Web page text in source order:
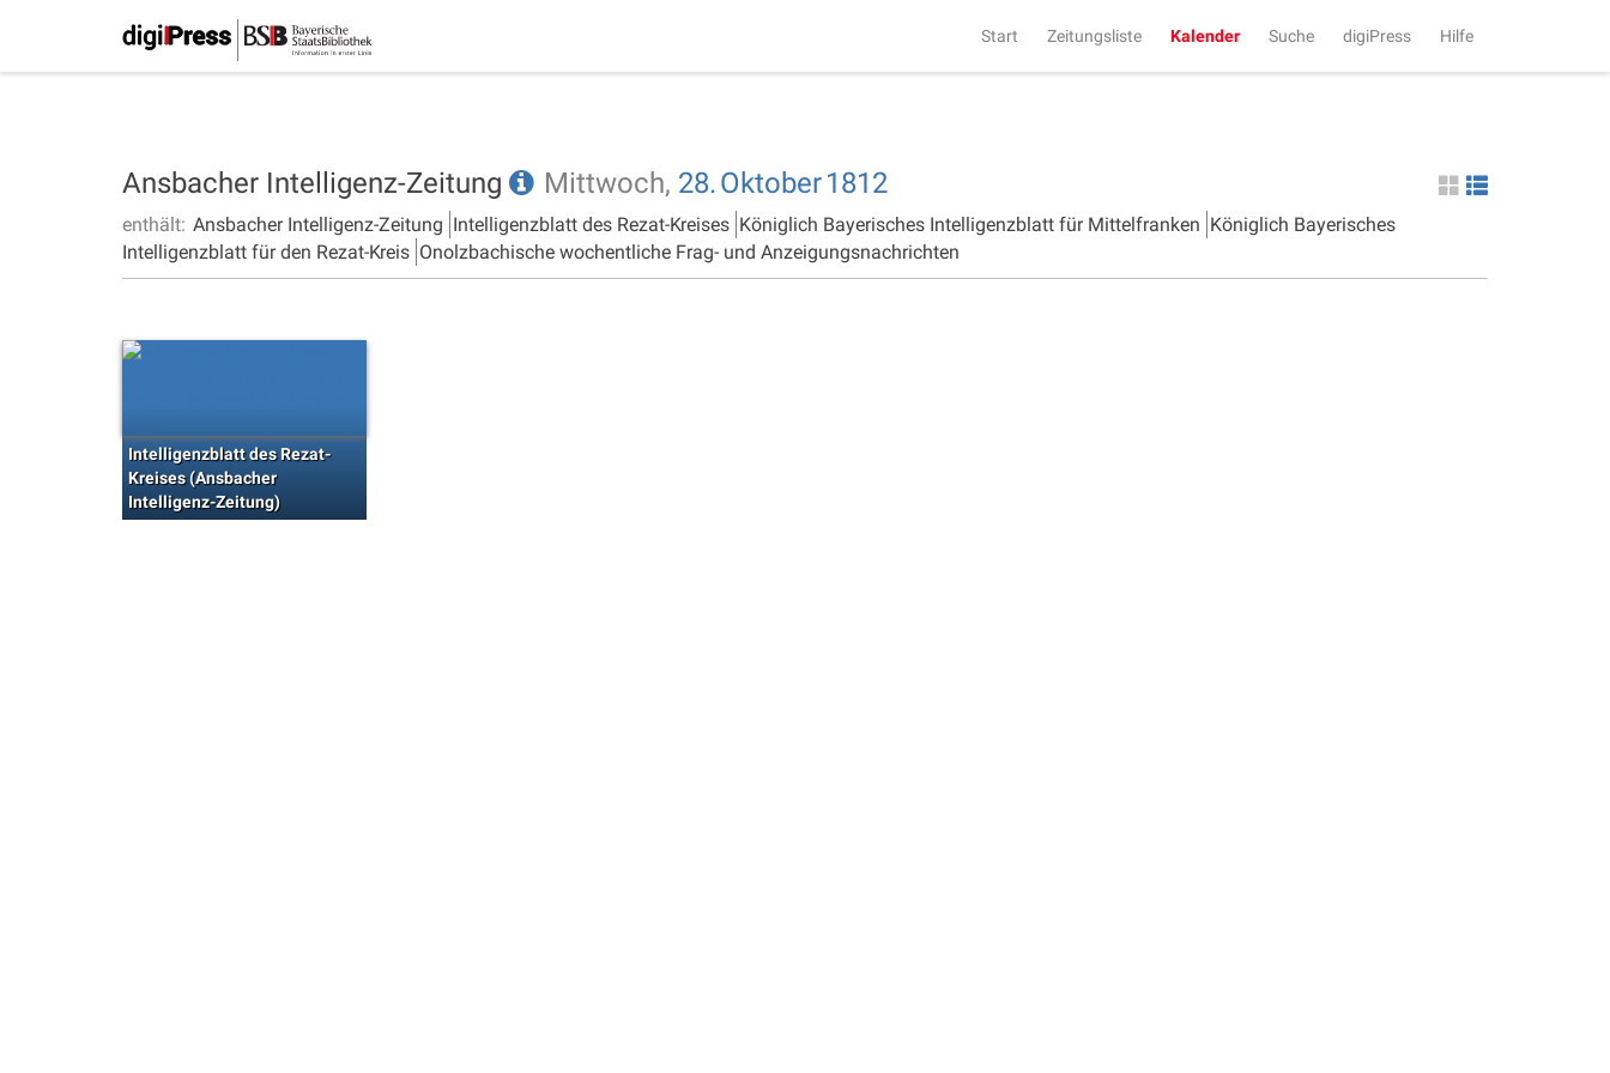
Start Zeitungsliste Kalender Suche digiPress Hilfe
Ansbacher Intelligenz-Zeitung Mittwoch, 28.Oktober1812
enthält: Ansbacher Intelligenz-Zeitung Intelligenzblatt des Rezat-Kreises Königlich Bayerisches Intelligenzblatt für Mittelfranken Königlich Bayerisches
Intelligenzblatt für den Rezat-Kreis Onolzbachische wochentliche Frag- und Anzeigungsnachrichten
Intelligenzblatt des Rezat-
Kreises (Ansbacher
Intelligenz-Zeitung)